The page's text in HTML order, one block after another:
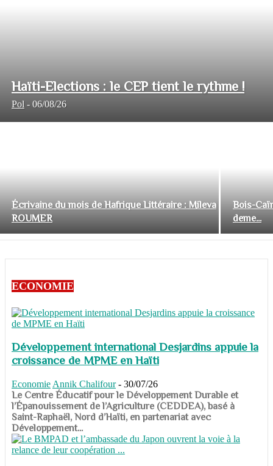
Haïti-Elections : le CEP tient le rythme !
Pol - 06/08/26
Écrivaine du mois de Hafrique Littéraire : Mileva
ROUMER
Bois-
deme...
ECONOMIE
Développement international Desjardins appuie la
croissance de MPME en Haïti
Economie Annik Chalifour - 30/07/26
​​​​​​​Le Centre Éducatif pour le Développement Durable et
l’Épanouissement de l’Agriculture (CEDDEA), basé à
Saint-Raphaël, Nord d’Haïti, en partenariat avec
Développement...